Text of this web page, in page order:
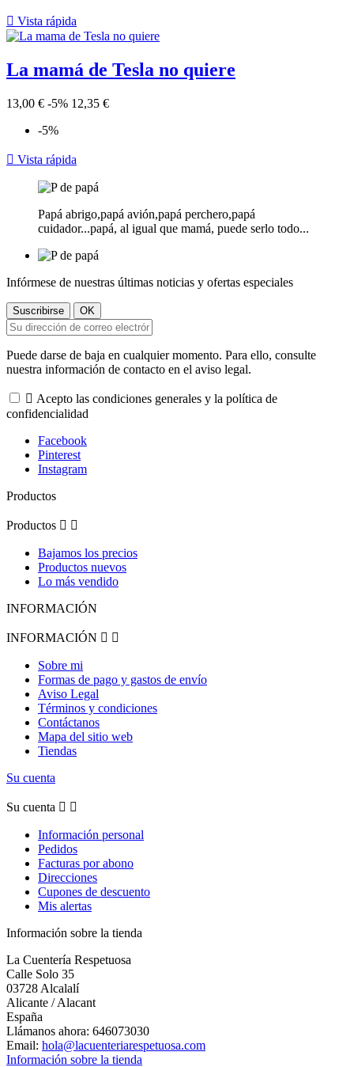
 Vista rápida
La mamá de Tesla no quiere
13,00 € -5% 12,35 €
-5%
 Vista rápida
Papá abrigo,papá avión,papá perchero,papá
cuidador...papá, al igual que mamá, puede serlo todo...
Infórmese de nuestras últimas noticias y ofertas especiales
Puede darse de baja en cualquier momento. Para ello, consulte
nuestra información de contacto en el aviso legal.
 Acepto las condiciones generales y la política de
confidencialidad
Facebook
Pinterest
Instagram
Productos
Productos  
Bajamos los precios
Productos nuevos
Lo más vendido
INFORMACIÓN
INFORMACIÓN  
Sobre mi
Formas de pago y gastos de envío
Aviso Legal
Términos y condiciones
Contáctanos
Mapa del sitio web
Tiendas
Su cuenta
Su cuenta  
Información personal
Pedidos
Facturas por abono
Direcciones
Cupones de descuento
Mis alertas
Información sobre la tienda
La Cuentería Respetuosa
Calle Solo 35
03728 Alcalalí
Alicante / Alacant
España
Llámanos ahora: 646073030
Email: hola@lacuenteriarespetuosa.com
Información sobre la tienda